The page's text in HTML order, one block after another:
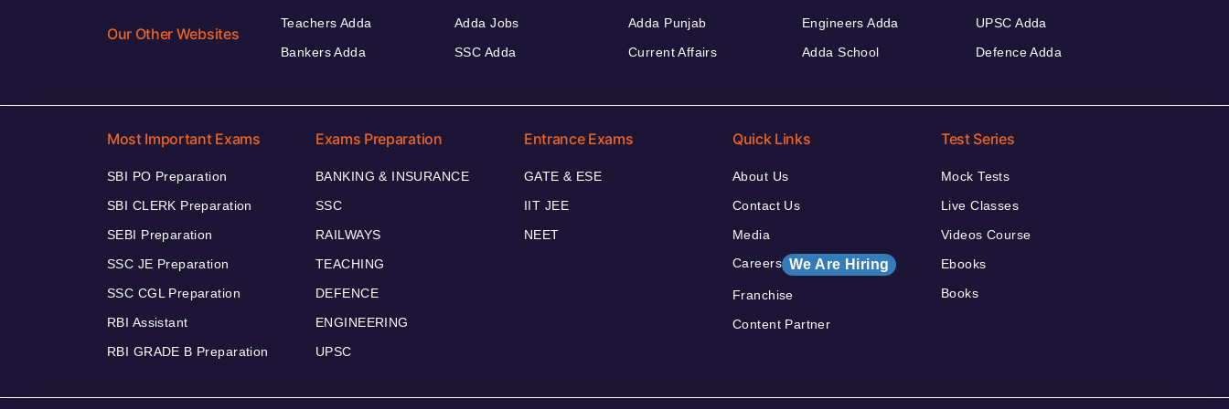
Our Other Websites
Teachers Adda
Bankers Adda
Adda Jobs
SSC Adda
Adda Punjab
Current Affairs
Engineers Adda
Adda School
UPSC Adda
Defence Adda
Most Important Exams
SBI PO Preparation
SBI CLERK Preparation
SEBI Preparation
SSC JE Preparation
SSC CGL Preparation
RBI Assistant
RBI GRADE B Preparation
Exams Preparation
BANKING & INSURANCE
SSC
RAILWAYS
TEACHING
DEFENCE
ENGINEERING
UPSC
Entrance Exams
GATE & ESE
IIT JEE
NEET
Quick Links
About Us
Contact Us
Media
Careers We Are Hiring
Franchise
Content Partner
Test Series
Mock Tests
Live Classes
Videos Course
Ebooks
Books